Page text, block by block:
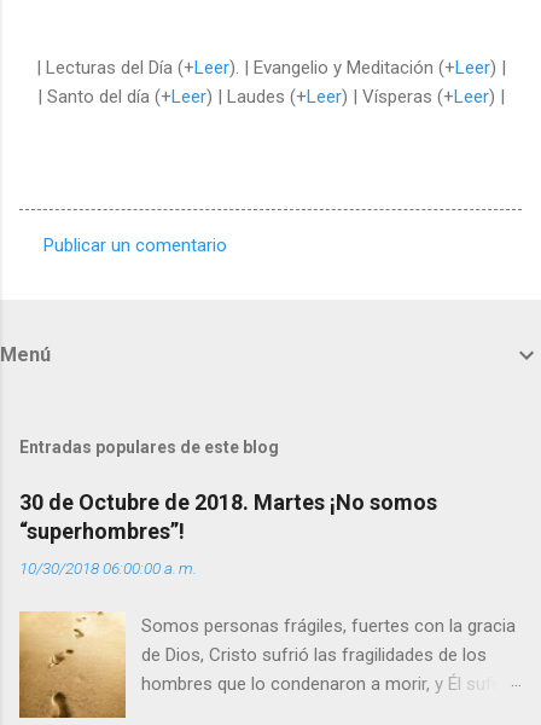
| Lecturas del Día (+Leer). | Evangelio y Meditación (+Leer) |
| Santo del día (+Leer) | Laudes (+Leer) | Vísperas (+Leer) |
t
r
i
o
s
Publicar un comentario
Menú
Entradas populares de este blog
30 de Octubre de 2018. Martes ¡No somos
“superhombres”!
10/30/2018 06:00:00 a. m.
Somos personas frágiles, fuertes con la gracia
de Dios, Cristo sufrió las fragilidades de los
hombres que lo condenaron a morir, y Él sufrió